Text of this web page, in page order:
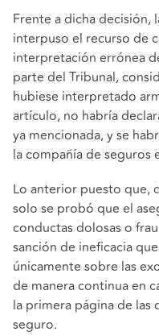
Frente a dicha decisión,
interpuso el recurso de
interpretación errónea
parte del Tribunal,
hubiese interpretado
artículo, no habría
ya mencionada, y se
la compañía de seguros
Lo anterior puesto que,
solo se probó que el
conductas dolosas o
sanción de ineficacia
únicamente sobre las
de manera continua en
la primera página de las
seguro.